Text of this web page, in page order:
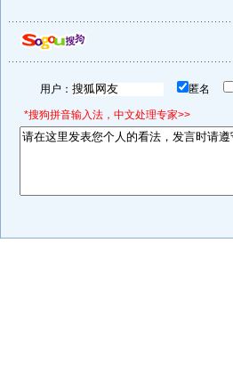
用户： 匿名
*搜狗拼音输入法，中文处理专家>>